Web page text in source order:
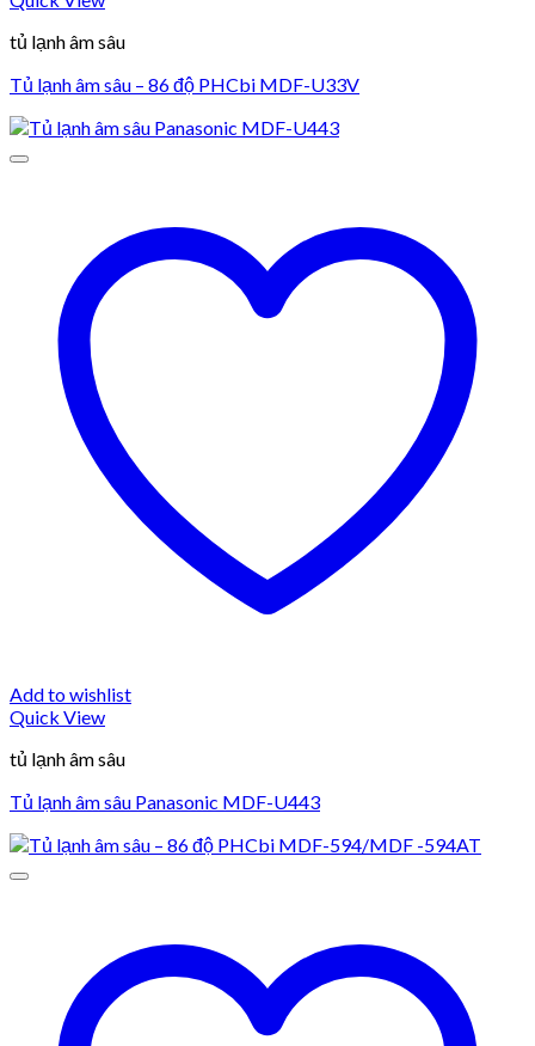
tủ lạnh âm sâu
Tủ lạnh âm sâu – 86 độ PHCbi MDF-U33V
Add to wishlist
Quick View
tủ lạnh âm sâu
Tủ lạnh âm sâu Panasonic MDF-U443